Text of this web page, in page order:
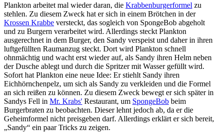
Plankton arbeitet mal wieder daran, die Krabbenburgerformel zu
stehlen. Zu diesem Zweck hat er sich in einem Brötchen in der
Krossen Krabbe versteckt, das sogleich von SpongeBob abgeholt
und zu Burgern verarbeitet wird. Allerdings steckt Plankton
ausgerechnet in dem Burger, den Sandy verspeist und daher in ihren
luftgefüllten Raumanzug steckt. Dort wird Plankton schnell
ohnmächtig und wacht erst wieder auf, als Sandy ihren Helm neben
der Dusche ablegt und durch die Spritzer mit Wasser gefüllt wird.
Sofort hat Plankton eine neue Idee: Er stiehlt Sandy ihren
Eichhörnchenpelz, um sich als Sandy zu verkleiden und die Formel
an sich reißen zu können. Zu diesem Zweck bewegt er sich später in
Sandys Fell in Mr. Krabs' Restaurant, um SpongeBob beim
Burgerbraten zu beobachten. Dieser lehnt jedoch ab, da er die
Geheimformel nicht preisgeben darf. Allerdings erklärt er sich bereit,
„Sandy“ ein paar Tricks zu zeigen.